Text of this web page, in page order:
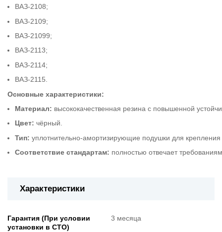
ВАЗ‑2108;
ВАЗ‑2109;
ВАЗ‑21099;
ВАЗ‑2113;
ВАЗ‑2114;
ВАЗ‑2115.
Основные характеристики:
Материал: высококачественная резина с повышенной
Цвет: чёрный.
Тип: уплотнительно‑амортизирующие подушки для крепления
Соответствие стандартам: полностью отвечает
Характеристики
Гарантия (При условии
установки в СТО)
3 месяца